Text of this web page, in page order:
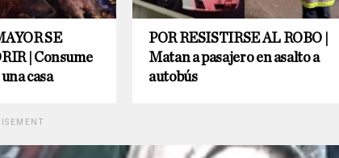
SE
| Consume
casa
POR RESISTIRSE AL ROBO |
Matan a pasajero en asalto a
autobús